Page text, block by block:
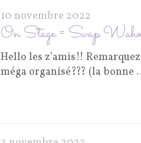
10 novembre 2022
On Stage = Swap
Hello les z’amis!!
méga organisé??? (la bonne